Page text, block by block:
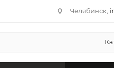
Челябинск,